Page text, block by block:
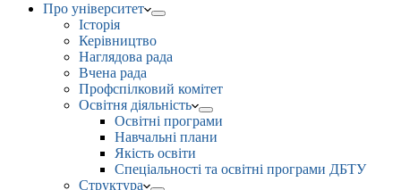
Про університет
Історія
Керівництво
Наглядова рада
Вчена рада
Профспілковий комітет
Освітня діяльність
Освітні програми
Навчальні плани
Якість освіти
Спеціальності та освітні програми ДБТУ
Структура